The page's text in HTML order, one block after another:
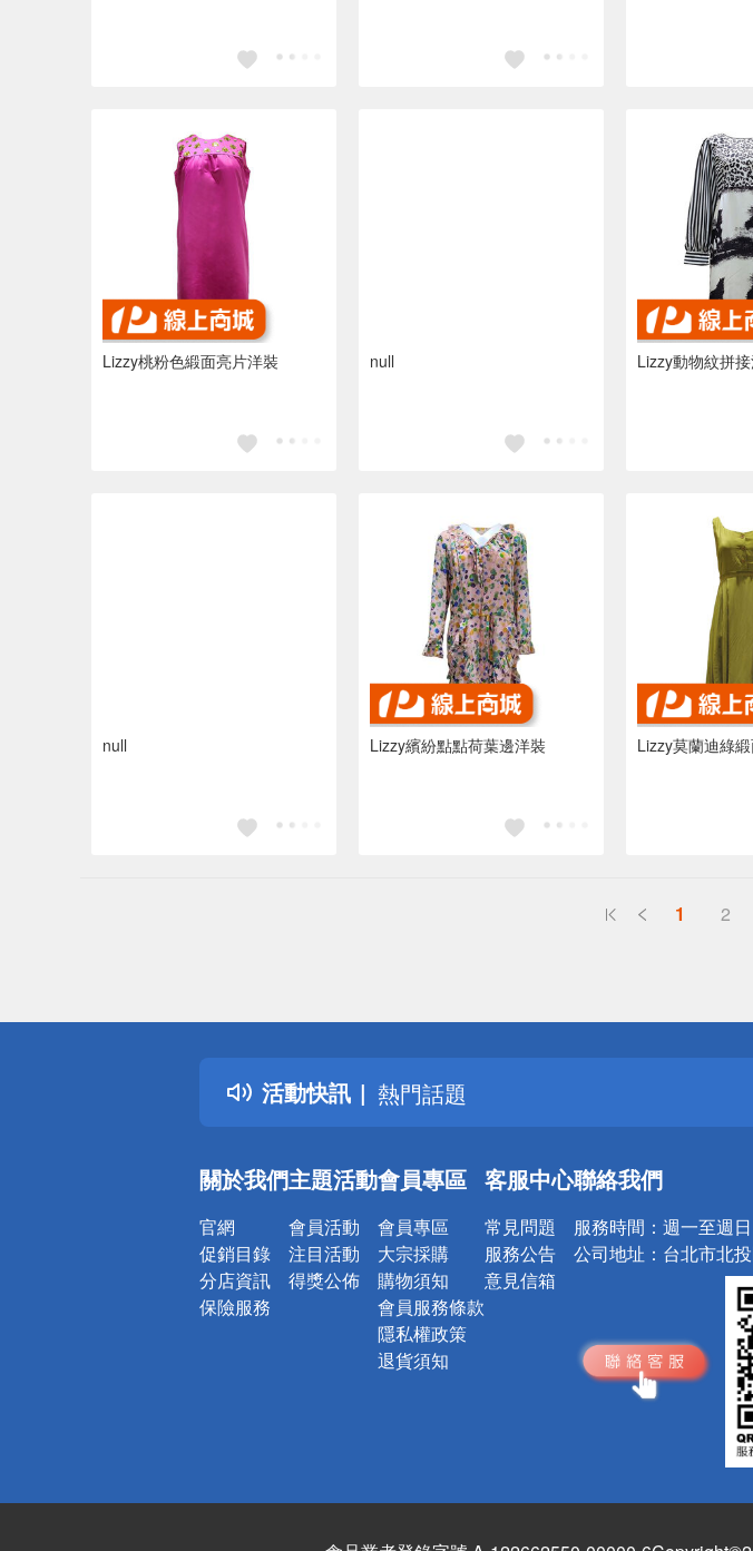
Lizzy桃粉色緞面亮片洋裝 null Lizzy動物紋拼
null Lizzy繽紛點點荷葉邊洋裝 Lizzy莫蘭迪綠
1 2
活動快訊
詐騙網頁！請小心！
得獎公告
熱門話題
銀行優惠
詐騙網頁！請小心！
關於我們
官網
促銷目錄
分店資訊
保險服務
主題活動
會員活動
注目活動
得獎公佈
會員專區
會員專區
大宗採購
購物須知
會員服務條款
隱私權政策
退貨須知
客服中心
常見問題
服務公告
意見信箱
聯絡我們
服務時間： 週一至週
公司地址： 台北市北